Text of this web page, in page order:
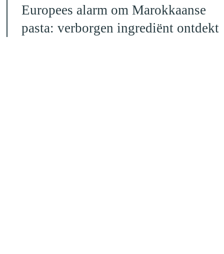
Europees alarm om Marokkaanse
pasta: verborgen ingrediënt ontdekt